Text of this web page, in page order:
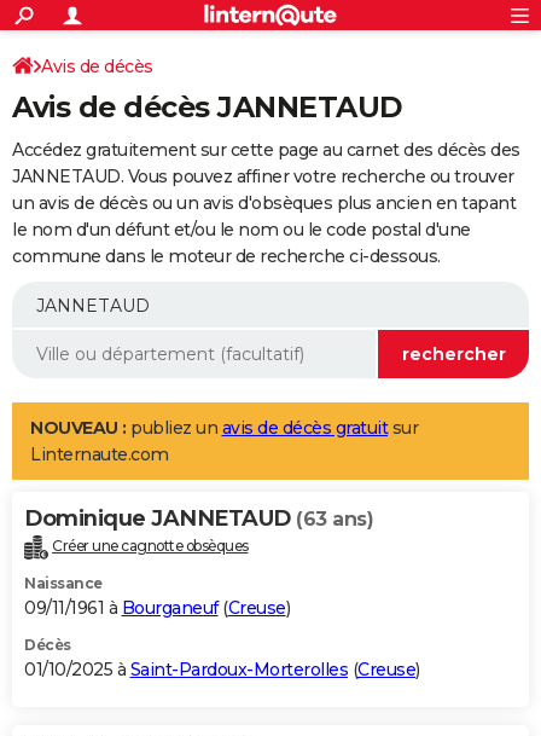
ACTUALITÉS
Politique
Société
Faits Divers
Education
Monde
Villes
+
SPORT
Coupe du monde 2026
Football
Tennis
Cyclisme
Rugby
Forum
Programme TV
TNT
Streaming
Cinéma
Sorties cinéma
Musique
+
FINANCE
Impôts
Immobilier
Risques naturels par ville
Banque
Assurance
Crédit
AUTO
Essais
Réserver un essai
Citadines
Berlines
SUV
Forum auto
+
Mobiles
Meilleur smartphone
Internet
Ordinateurs
Jeux vidéo
Guide high-tech
Aménagement intérieur
LIFESTYLE
Art de vivre
Bien-être
Loisirs
Mode
Modes de vie
Alimentation
Guide de la santé
Maladies
Médicaments
Sommeil
VOYAGE
Destinations
City break
Voyage nature
Voyage de noces
Forum
Climat
+PHOTO
GUIDES D'ACHAT
BONS PLANS
Avis de décès
Avis de décès JANNETAUD
Accédez gratuitement sur cette page au carnet des décès des
JANNETAUD. Vous pouvez affiner votre recherche ou trouver
un avis de décès ou un avis d'obsèques plus ancien en tapant
le nom d'un défunt et/ou le nom ou le code postal d'une
commune dans le moteur de recherche ci-dessous.
NOUVEAU : publiez un avis de décès gratuitsur
Linternaute.com
Dominique JANNETAUD (63 ans)
Créer une cagnotte obsèques
Naissance
09/11/1961 à Bourganeuf(Creuse)
Décès
01/10/2025 à Saint-Pardoux-Morterolles (Creuse)